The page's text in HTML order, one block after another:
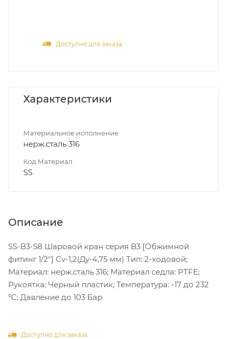
Доступно для заказа
Характеристики
Материальное исполнение
нерж.сталь 316
Код Материал
SS
Описание
SS-B3-S8 Шаровой кран серия B3 [Обжимной
фитинг 1/2"] Cv-1,2(Ду-4,75 мм) Тип: 2-ходовой;
Материал: нерж.сталь 316; Материал седла: PTFE;
Рукоятка: Черный пластик; Температура: -17 до 232
°C; Давление до 103 Бар
Доступно для заказа